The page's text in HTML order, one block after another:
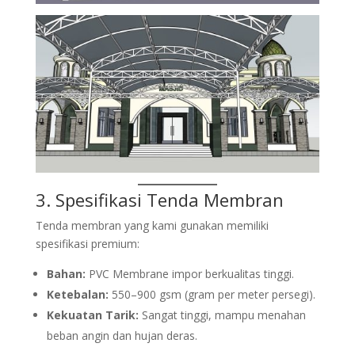
3. Spesifikasi Tenda Membran
Tenda membran yang kami gunakan memiliki
spesifikasi premium:
Bahan: PVC Membrane impor berkualitas tinggi.
Ketebalan: 550–900 gsm (gram per meter persegi).
Kekuatan Tarik: Sangat tinggi, mampu menahan
beban angin dan hujan deras.